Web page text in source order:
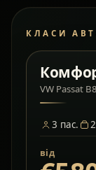
КЛАСИ
VW Passat
3 пас.
від